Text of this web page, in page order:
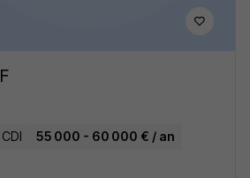
CDI 55 000 - 60 000 € / an